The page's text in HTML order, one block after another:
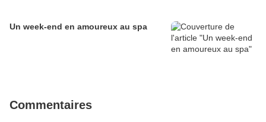
Un week-end en amoureux au spa
Commentaires